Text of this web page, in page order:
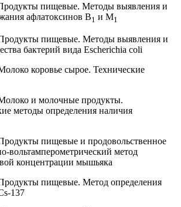
пищевые. Методы выявления и
афлатоксинов В1 и М1
пищевые. Методы выявления и
бактерий вида Escherichia coli
коровье сырое. Технические
и молочные продукты.
методы определения наличия
пищевые и продовольственное
вольтамперометрический метод
концентрации мышьяка
пищевые. Метод определения
137